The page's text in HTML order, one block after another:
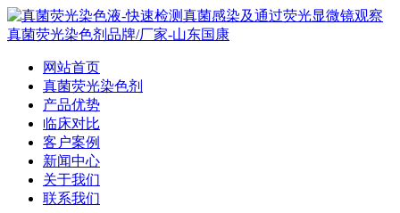
网站首页
真菌荧光染色剂
产品优势
临床对比
客户案例
新闻中心
关于我们
联系我们